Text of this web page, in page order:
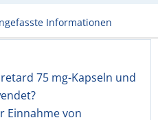
Informationen
75 mg-Kapseln und
Einnahme von